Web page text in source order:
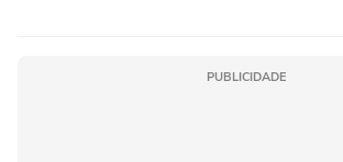
PUBLICIDADE